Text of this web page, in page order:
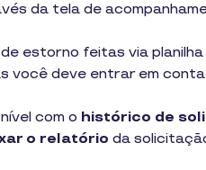
da tela de
estorno feitas via
você deve entrar em
com o histórico de
o relatório da